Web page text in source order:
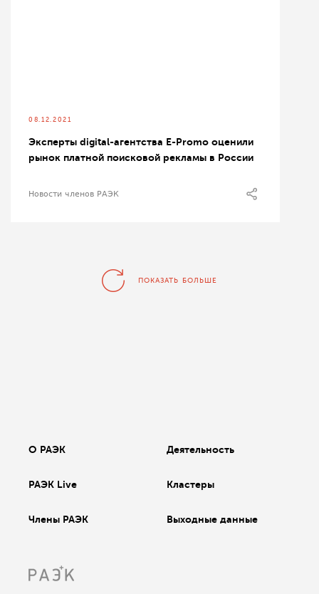
08.12.2021
Эксперты digital-агентства E-Promo оценили
рынок платной поисковой рекламы в России
Новости членов РАЭК
ПОКАЗАТЬ БОЛЬШЕ
О РАЭК Деятельность
РАЭК Live Кластеры
Члены РАЭК Выходные данные